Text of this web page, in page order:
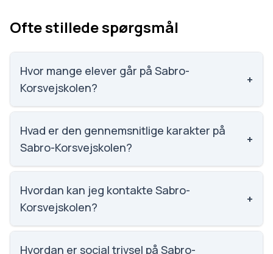
Ofte stillede spørgsmål
Hvor mange elever går på Sabro-
Korsvejskolen?
+
Sabro-Korsvejskolen har 624 elever, hvilket gør den
til nummer 304 ud af 3143 skoler.
Hvad er den gennemsnitlige karakter på
Sabro-Korsvejskolen?
+
Karaktergennemsnittet på Sabro-Korsvejskolen er
7.6, nummer 551 ud af 3143 skoler.
Hvordan kan jeg kontakte Sabro-
Korsvejskolen?
+
Email: sab@mbu.aarhus.dk. Telefon: 8713 9720.
Adresse: Sabro-Korsvejskolen Sabro Skolevej 4,
Hvordan er social trivsel på Sabro-